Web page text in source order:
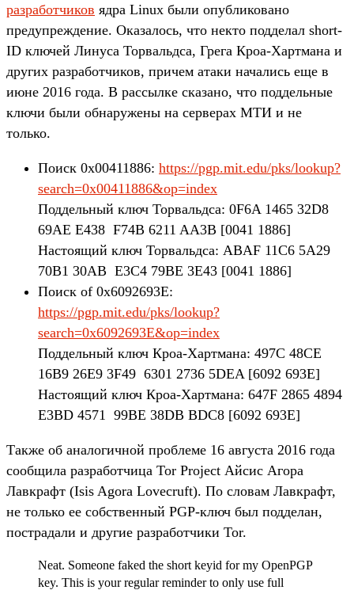
разработчиков ядра Linux были опубликовано
предупреждение. Оказалось, что некто подделал short-
ID ключей Линуса Торвальдса, Грега Кроа-Хартмана и
других разработчиков, причем атаки начались еще в
июне 2016 года. В рассылке сказано, что поддельные
ключи были обнаружены на серверах МТИ и не
только.
Поиск 0x00411886: https://pgp.mit.edu/pks/lookup?
search=0x00411886&op=index
Поддельный ключ Торвальдса: 0F6A 1465 32D8
69AE E438 F74B 6211 AA3B [0041 1886]
Настоящий ключ Торвальдса: ABAF 11C6 5A29
70B1 30AB E3C4 79BE 3E43 [0041 1886]
Поиск of 0x6092693E:
https://pgp.mit.edu/pks/lookup?
search=0x6092693E&op=index
Поддельный ключ Кроа-Хартмана: 497C 48CE
16B9 26E9 3F49 6301 2736 5DEA [6092 693E]
Настоящий ключ Кроа-Хартмана: 647F 2865 4894
E3BD 4571 99BE 38DB BDC8 [6092 693E]
Также об аналогичной проблеме 16 августа 2016 года
сообщила разработчица Tor Project Айсис Агора
Лавкрафт (Isis Agora Lovecruft). По словам Лавкрафт,
не только ее собственный PGP-ключ был подделан,
пострадали и другие разработчики Tor.
Neat. Someone faked the short keyid for my OpenPGP
key. This is your regular reminder to only use full